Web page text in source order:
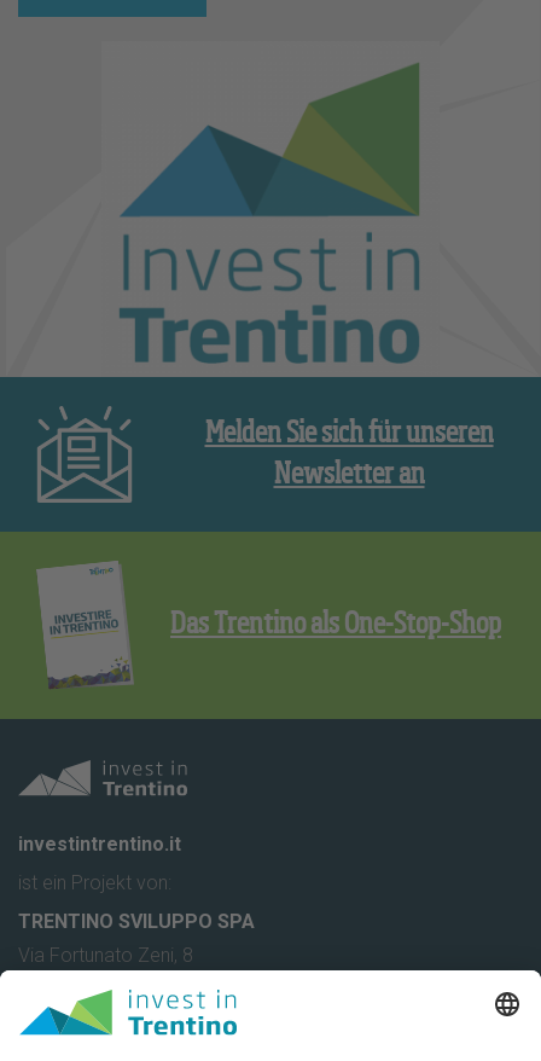
Melden Sie sich für unseren
Newsletter an
Das Trentino als One-Stop-Shop
investintrentino.it
ist ein Projekt von:
TRENTINO SVILUPPO SPA
Via Fortunato Zeni, 8
38068 Rovereto (TN) - Italy
T. +39 0464 443 111
F. +39 0464 443 112